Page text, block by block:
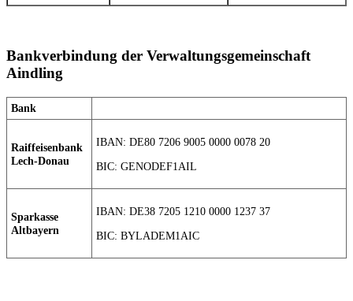
Bankverbindung der Verwaltungsgemeinschaft
Aindling
Bank
Raiffeisenbank
Lech-Donau
IBAN: DE80 7206 9005 0000 0078 20
BIC: GENODEF1AIL
Sparkasse
Altbayern
IBAN: DE38 7205 1210 0000 1237 37
BIC: BYLADEM1AIC